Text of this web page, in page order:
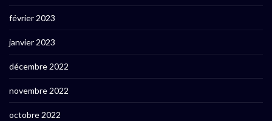
février 2023
janvier 2023
décembre 2022
novembre 2022
octobre 2022